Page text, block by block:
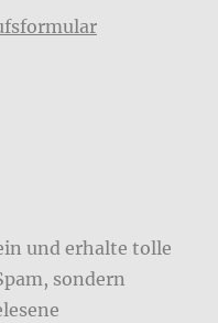
und erhalte tolle
sondern